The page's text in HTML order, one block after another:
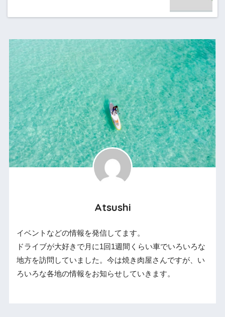
Atsushi
イベントなどの情報を発信してます。
ドライブが大好きで月に1回1週間くらい車でいろいろな
地方を訪問していました。今は焼き肉屋さんですが、い
ろいろな各地の情報をお知らせしていきます。